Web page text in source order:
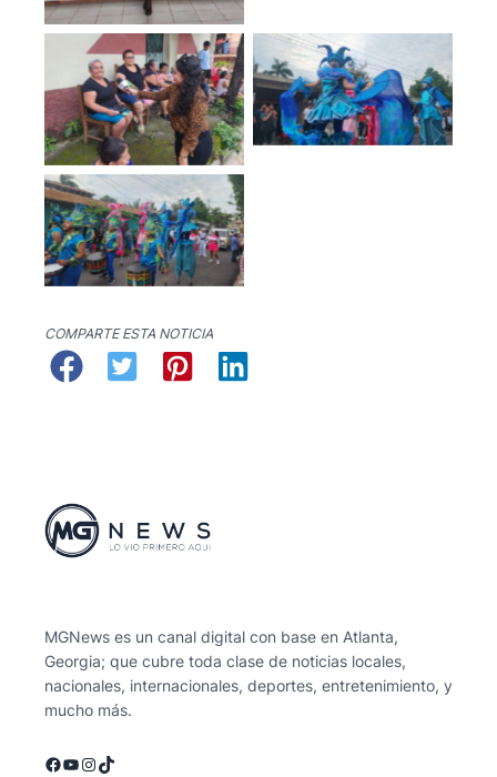
No Caption No Caption
No Caption
COMPARTE ESTA NOTICIA
MGNews es un canal digital con base en Atlanta,
Georgia; que cubre toda clase de noticias locales,
nacionales, internacionales, deportes, entretenimiento, y
mucho más.
Facebook
YouTube
Instagram
TikTok